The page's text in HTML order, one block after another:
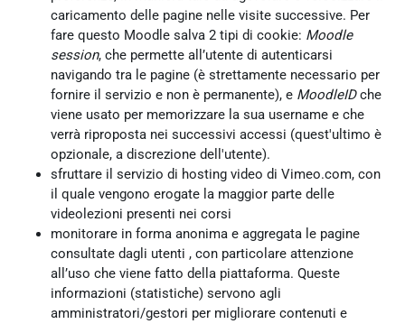
caricamento delle pagine nelle visite successive. Per
fare questo Moodle salva 2 tipi di cookie: Moodle
session, che permette all’utente di autenticarsi
navigando tra le pagine (è strettamente necessario per
fornire il servizio e non è permanente), e MoodleIDche
viene usato per memorizzare la sua username e che
verrà riproposta nei successivi accessi (quest'ultimo è
opzionale, a discrezione dell'utente).
sfruttare il servizio di hosting video di Vimeo.com, con
il quale vengono erogate la maggior parte delle
videolezioni presenti nei corsi
monitorare in forma anonima e aggregata le pagine
consultate dagli utenti , con particolare attenzione
all’uso che viene fatto della piattaforma. Queste
informazioni (statistiche) servono agli
amministratori/gestori per migliorare contenuti e